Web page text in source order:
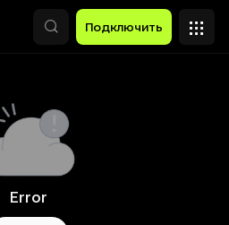
Подключить
Error